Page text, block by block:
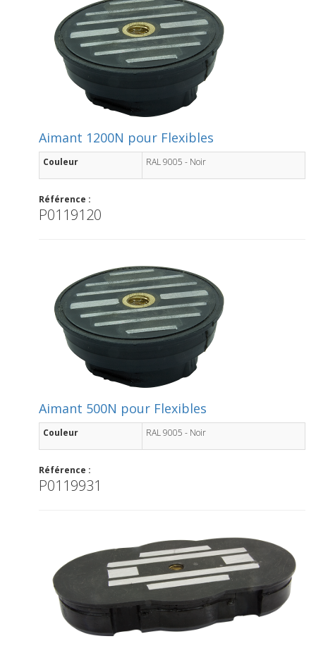
Aimant 1200N pour Flexibles
Couleur RAL 9005 - Noir
Référence :
P0119120
Aimant 500N pour Flexibles
Couleur RAL 9005 - Noir
Référence :
P0119931